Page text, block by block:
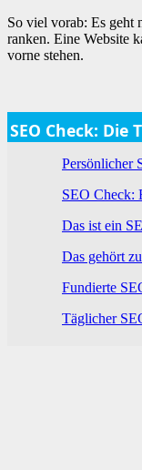
So viel vorab: Es geht
ranken. Eine Website
vorne stehen.
SEO Check: Die
Persönlicher
SEO Check:
Das ist ein
Das gehört
Fundierte
Täglicher